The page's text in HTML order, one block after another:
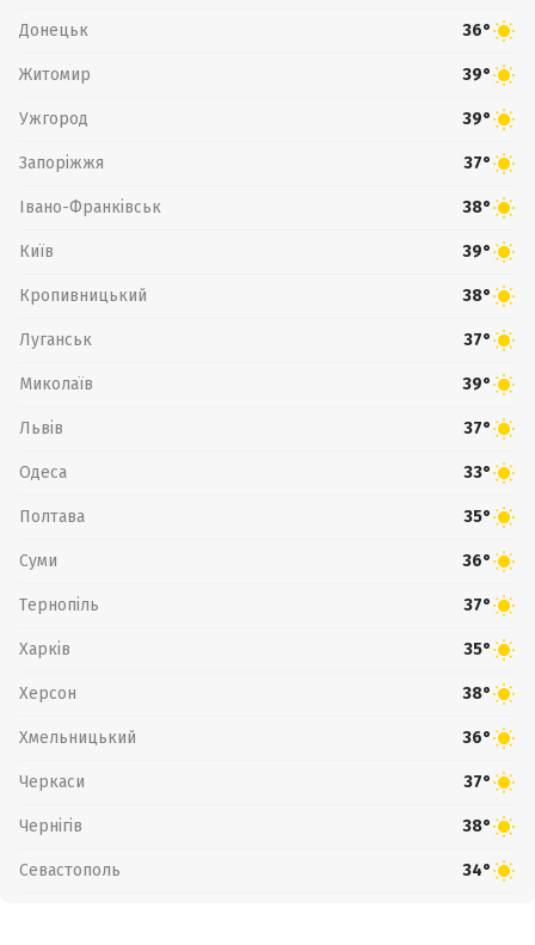
Донецьк 36°
Житомир 39°
Ужгород 39°
Запоріжжя 37°
Івано-Франківськ 38°
Київ 39°
Кропивницький 38°
Луганськ 37°
Миколаїв 39°
Львів 37°
Одеса 33°
Полтава 35°
Суми 36°
Тернопіль 37°
Харків 35°
Херсон 38°
Хмельницький 36°
Черкаси 37°
Чернігів 38°
Севастополь 34°